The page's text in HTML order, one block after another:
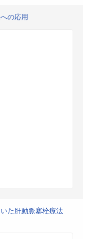
の応用
た肝動脈塞栓療法